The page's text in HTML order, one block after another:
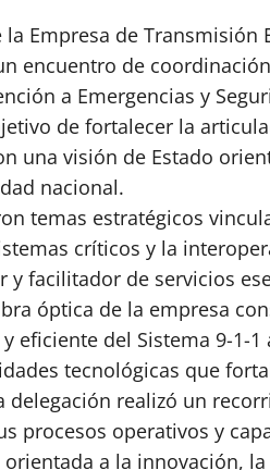
Empresa de Transmisión
encuentro de
a Emergencias y
de fortalecer la
una visión de Estado
nacional.
temas estratégicos
críticos y la
y facilitador de servicios
óptica de la empresa
eficiente del Sistema 9-1-
tecnológicas que
delegación realizó un
procesos operativos y
a la innovación,